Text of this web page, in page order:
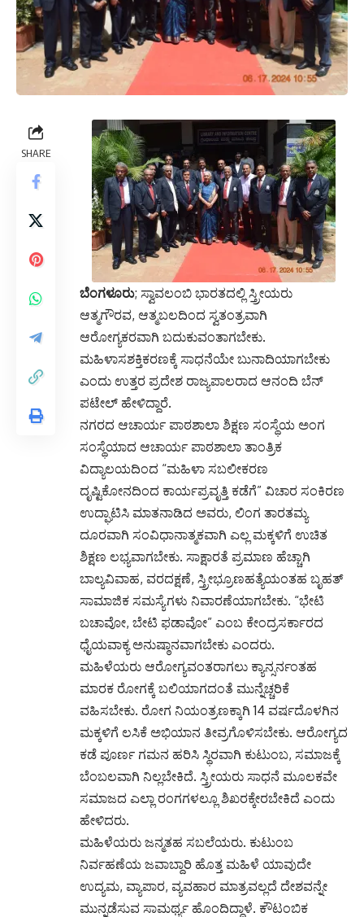
SHARE
ಬೆಂಗಳೂರು; ಸ್ವಾವಲಂಬಿ ಭಾರತದಲ್ಲಿ ಸ್ತ್ರೀಯರು
ಆತ್ಮಗೌರವ, ಆತ್ಮಬಲದಿಂದ ಸ್ವತಂತ್ರವಾಗಿ
ಆರೋಗ್ಯಕರವಾಗಿ ಬದುಕುವಂತಾಗಬೇಕು.
ಮಹಿಳಾಸಶಕ್ತಿಕರಣಕ್ಕೆ ಸಾಧನೆಯೇ ಬುನಾದಿಯಾಗಬೇಕು
ಎಂದು ಉತ್ತರ ಪ್ರದೇಶ ರಾಜ್ಯಪಾಲರಾದ ಆನಂದಿ ಬೆನ್
ಪಟೇಲ್ ಹೇಳಿದ್ದಾರೆ.
ನಗರದ ಆಚಾರ್ಯ ಪಾಠಶಾಲಾ ಶಿಕ್ಷಣ ಸಂಸ್ಥೆಯ ಅಂಗ
ಸಂಸ್ಥೆಯಾದ ಆಚಾರ್ಯ ಪಾಠಶಾಲಾ ತಾಂತ್ರಿಕ
ವಿದ್ಯಾಲಯದಿಂದ “ಮಹಿಳಾ ಸಬಲೀಕರಣ
ದೃಷ್ಟಿಕೋನದಿಂದ ಕಾರ್ಯಪ್ರವೃತ್ತಿ ಕಡೆಗೆ” ವಿಚಾರ ಸಂಕಿರಣ
ಉದ್ಘಾಟಿಸಿ ಮಾತನಾಡಿದ ಅವರು, ಲಿಂಗ ತಾರತಮ್ಯ
ದೂರವಾಗಿ ಸಂವಿಧಾನಾತ್ಮಕವಾಗಿ ಎಲ್ಲ ಮಕ್ಕಳಿಗೆ ಉಚಿತ
ಶಿಕ್ಷಣ ಲಭ್ಯವಾಗಬೇಕು. ಸಾಕ್ಷಾರತೆ ಪ್ರಮಾಣ ಹೆಚ್ಚಾಗಿ
ಬಾಲ್ಯವಿವಾಹ, ವರದಕ್ಷಣೆ, ಸ್ತ್ರೀಭ್ರೂಣಹತ್ಯೆಯಂತಹ ಬೃಹತ್
ಸಾಮಾಜಿಕ ಸಮಸ್ಯೆಗಳು ನಿವಾರಣೆಯಾಗಬೇಕು. “ಭೇಟಿ
ಬಚಾವೋ, ಬೇಟಿ ಫಡಾವೋ” ಎಂಬ ಕೇಂದ್ರಸರ್ಕಾರದ
ಧೈಯವಾಕ್ಯ ಅನುಷ್ಠಾನವಾಗಬೇಕು ಎಂದರು.
ಮಹಿಳೆಯರು ಆರೋಗ್ಯವಂತರಾಗಲು ಕ್ಯಾನ್ಸರ್ನಂತಹ
ಮಾರಕ ರೋಗಕ್ಕೆ ಬಲಿಯಾಗದಂತೆ ಮುನ್ನೆಚ್ಚರಿಕೆ
ವಹಿಸಬೇಕು. ರೋಗ ನಿಯಂತ್ರಣಕ್ಕಾಗಿ 14 ವರ್ಷದೊಳಗಿನ
ಮಕ್ಕಳಿಗೆ ಲಸಿಕೆ ಅಭಿಯಾನ ತೀವ್ರಗೊಳಿಸಬೇಕು. ಆರೋಗ್ಯದ
ಕಡೆ ಪೂರ್ಣ ಗಮನ ಹರಿಸಿ ಸ್ಥಿರವಾಗಿ ಕುಟುಂಬ, ಸಮಾಜಕ್ಕೆ
ಬೆಂಬಲವಾಗಿ ನಿಲ್ಲಬೇಕಿದೆ. ಸ್ತ್ರೀಯರು ಸಾಧನೆ ಮೂಲಕವೇ
ಸಮಾಜದ ಎಲ್ಲಾ ರಂಗಗಳಲ್ಲೂ ಶಿಖರಕ್ಕೇರಬೇಕಿದೆ ಎಂದು
ಹೇಳಿದರು.
ಮಹಿಳೆಯರು ಜನ್ಮತಹ ಸಬಲೆಯರು. ಕುಟುಂಬ
ನಿರ್ವಹಣೆಯ ಜವಾಬ್ದಾರಿ ಹೊತ್ತ ಮಹಿಳೆ ಯಾವುದೇ
ಉದ್ಯಮ, ವ್ಯಾಪಾರ, ವ್ಯವಹಾರ ಮಾತ್ರವಲ್ಲದೆ ದೇಶವನ್ನೇ
ಮುನ್ನಡೆಸುವ ಸಾಮರ್ಥ್ಯ ಹೊಂದಿದ್ದಾಳೆ. ಕೌಟಂಬಿಕ